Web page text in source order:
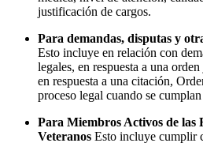
justificación de cargos.
Para demandas, disputas y
Esto incluye en relación con
legales, en respuesta a una
en respuesta a una citación,
proceso legal cuando se
Para Miembros Activos de las
Veteranos Esto incluye cumplir